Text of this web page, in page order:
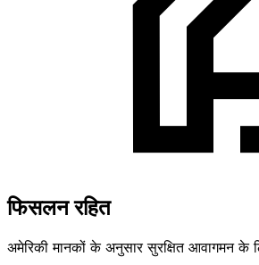
फिसलन रहित
अमेरिकी मानकों के अनुसार सुरक्षित आवागमन के